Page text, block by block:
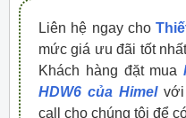
Liên hệ ngay cho
mức giá ưu đãi tốt
Khách hàng đặt mua
HDW6 của Himel
call cho chúng tôi để